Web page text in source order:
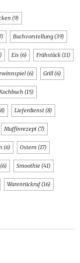
(9)
Buchvorstellung (39)
Eis (6) Frühstück (11)
(6) Grill (6)
(15)
Lieferdienst (8)
Muffinrezept (7)
(6) Ostern (17)
(6) Smoothie (41)
Warenrückruf(16)